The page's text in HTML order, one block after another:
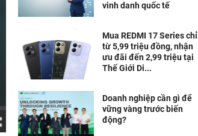
vinh danh quốc tế
Mua REDMI 17 Series chỉ
từ 5,99 triệu đồng, nhận
ưu đãi đến 2,99 triệu tại
Thế Giới Di...
Doanh nghiệp cần gì để
vững vàng trước biến
động?